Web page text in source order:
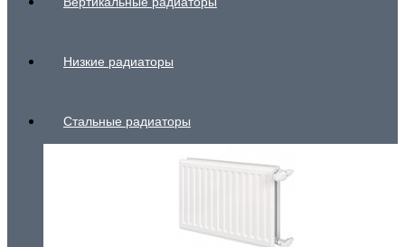
Низкие радиаторы
Стальные радиаторы